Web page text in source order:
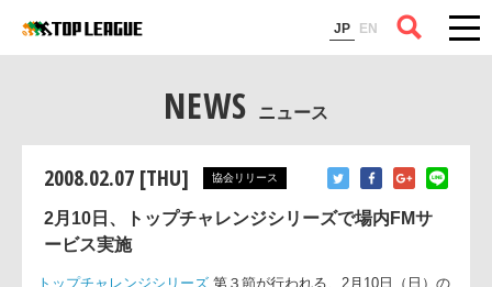
JP EN
コラム
NEWS ニュース
2008.02.07 [THU] 協会リリース
2月10日、トップチャレンジシリーズで場内FMサ
ービス実施